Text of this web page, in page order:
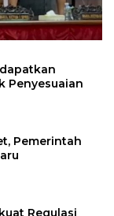
Penyesuaian
Pemerintah
Regulasi